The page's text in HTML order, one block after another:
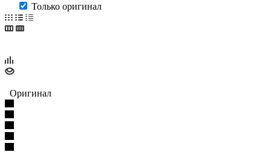
Только оригинал
Оригинал